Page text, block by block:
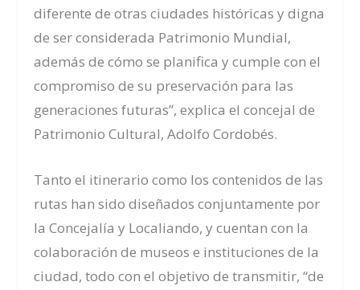
diferente de otras ciudades históricas y digna
de ser considerada Patrimonio Mundial,
además de cómo se planifica y cumple con el
compromiso de su preservación para las
generaciones futuras”, explica el concejal de
Patrimonio Cultural, Adolfo Cordobés.
Tanto el itinerario como los contenidos de las
rutas han sido diseñados conjuntamente por
la Concejalía y Localiando, y cuentan con la
colaboración de museos e instituciones de la
ciudad, todo con el objetivo de transmitir, “de